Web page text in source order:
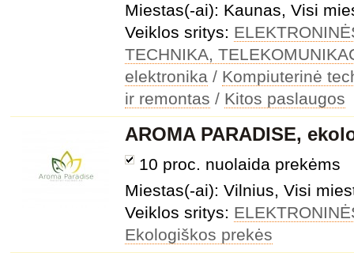
Miestas(-ai): Kaunas, Visi
Veiklos sritys:
TECHNIKA,
elektronika / Kompiuterinė
ir remontas / Kitos paslaugos
AROMA PARADISE,
10 proc. nuolaida prekėms
Miestas(-ai): Vilnius, Visi
Veiklos sritys:
Ekologiškos prekės